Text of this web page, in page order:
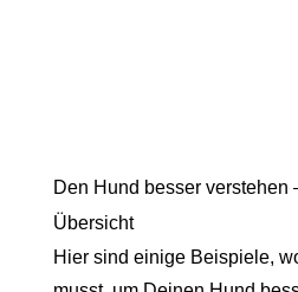
Den Hund besser verstehen
Übersicht
Hier sind einige Beispiele,